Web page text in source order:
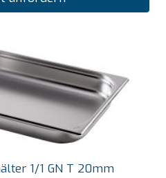
1/1 GN T 20mm